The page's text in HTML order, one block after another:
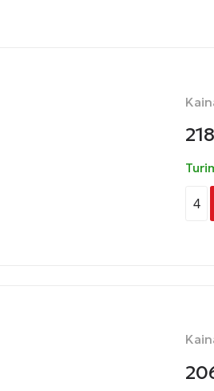
4